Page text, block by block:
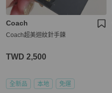
Coach
Coach超美迴紋針手鍊
TWD 2,500
全新品 本地 免運